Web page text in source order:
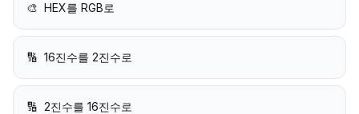
🎨 HEX를 RGB로
🔢 16진수를 2진수로
🔢 2진수를 16진수로